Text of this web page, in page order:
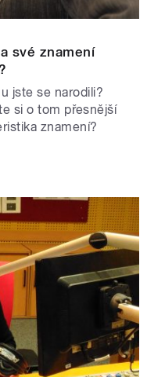
své znamení
jste se narodili?
si o tom přesnější
znamení?